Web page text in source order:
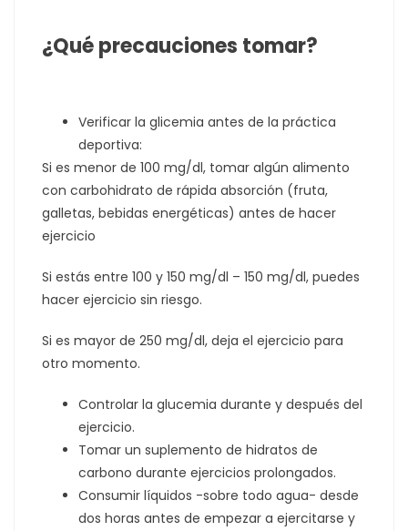
¿Qué precauciones tomar?
Verificar la glicemia antes de la práctica
deportiva:
Si es menor de 100 mg/dl, tomar algún alimento
con carbohidrato de rápida absorción (fruta,
galletas, bebidas energéticas) antes de hacer
ejercicio
Si estás entre 100 y 150 mg/dl – 150 mg/dl, puedes
hacer ejercicio sin riesgo.
Si es mayor de 250 mg/dl, deja el ejercicio para
otro momento.
Controlar la glucemia durante y después del
ejercicio.
Tomar un suplemento de hidratos de
carbono durante ejercicios prolongados.
Consumir líquidos -sobre todo agua- desde
dos horas antes de empezar a ejercitarse y